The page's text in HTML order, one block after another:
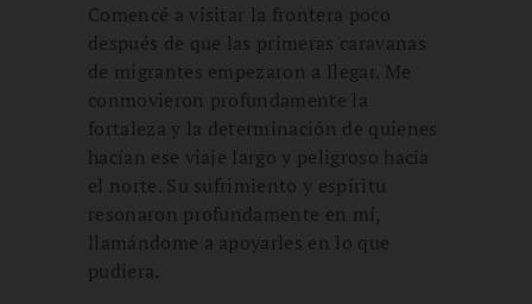
Comencé a visitar la frontera poco
después de que las primeras caravanas
de migrantes empezaron a llegar. Me
conmovieron profundamente la
fortaleza y la determinación de quienes
hacían ese viaje largo y peligroso hacia
el norte. Su sufrimiento y espíritu
resonaron profundamente en mí,
llamándome a apoyarles en lo que
pudiera.